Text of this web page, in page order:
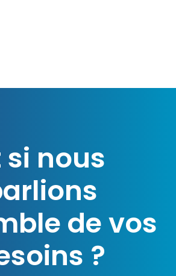
si nous
de vos
?